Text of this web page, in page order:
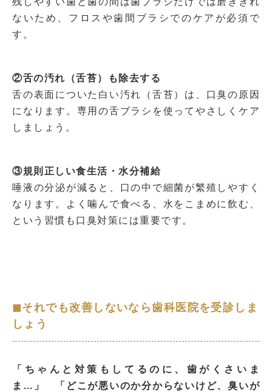
ないため、フロスや歯間ブラシでのケアが必須で
す。
②舌の汚れ（舌苔）も除去する
舌の表面についた白い汚れ（舌苔）は、口臭の原因
になります。専用の舌ブラシを使ってやさしくケア
しましょう。
③規則正しい食生活・水分補給
唾液の分泌が減ると、口の中で細菌が繁殖しやすく
なります。よく噛んで食べる、水をこまめに飲む、
という習慣も口臭対策には重要です。
◼︎それでも改善しないなら歯科医院を受診しま
しょう
「ちゃんと対策もしてるのに、歯がくさいま
ま…」
「どこが悪いのか分からないけど、臭いが